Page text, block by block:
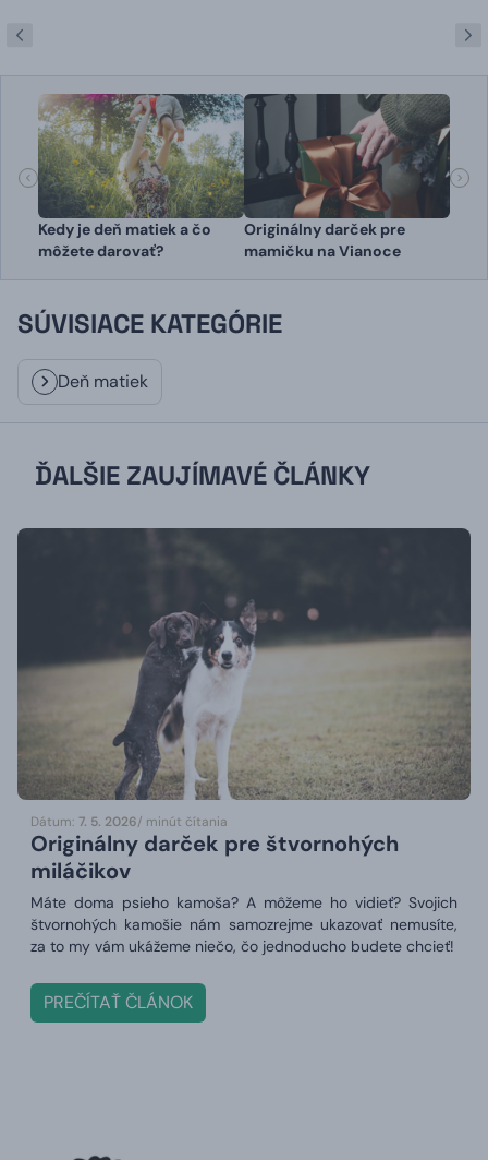
Kedy je deň matiek a čo
môžete darovať?
Originálny darček pre
mamičku na Vianoce
SÚVISIACE KATEGÓRIE
Deň matiek
ĎALŠIE ZAUJÍMAVÉ ČLÁNKY
Dátum: 7. 5. 2026/ minút čítania
Originálny darček pre štvornohých
miláčikov
Máte doma psieho kamoša? A môžeme ho vidieť? Svojich
štvornohých kamošie nám samozrejme ukazovať nemusíte,
za to my vám ukážeme niečo, čo jednoducho budete chcieť!
PREČÍTAŤ ČLÁNOK